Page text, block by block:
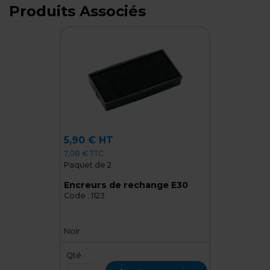
Produits Associés
5,90 € HT
7,08 € TTC
Paquet de 2
Encreurs de rechange E30
Code : 1123
Noir
Qté